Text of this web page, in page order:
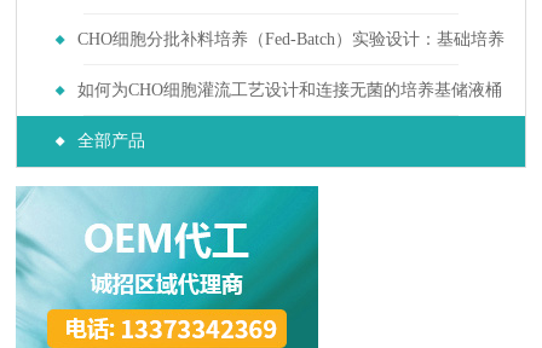
胞年龄对生产稳定性的影响
CHO细胞分批补料培养（Fed-Batch）实验设计：基础培养
基与补料培养基筛选
如何为CHO细胞灌流工艺设计和连接无菌的培养基储液桶
与废液收集系统？
全部产品